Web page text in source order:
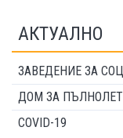
АКТУАЛНО
ЗАВЕДЕНИЕ ЗА
ДОМ ЗА
COVID-19